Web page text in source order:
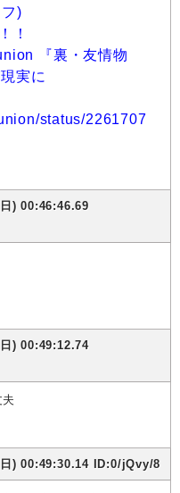
)
！
『裏・友情物
実に
status/2261707
) 00:46:46.69
) 00:49:12.74
日) 00:49:30.14 ID:0/jQvy/8